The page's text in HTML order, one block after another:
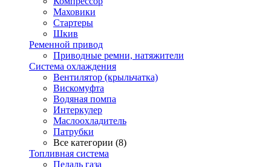
Маховики
Стартеры
Шкив
Ременной привод
Приводные ремни, натяжители
Система охлаждения
Вентилятор (крыльчатка)
Вискомуфта
Водяная помпа
Интеркулер
Маслоохладитель
Патрубки
Все категории (8)
Топливная система
Педаль газа